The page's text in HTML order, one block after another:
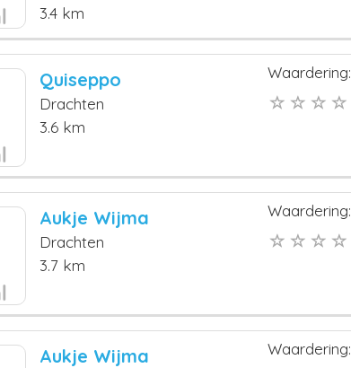
3.4 km
Quiseppo
Drachten
3.6 km
Waardering:
Aukje Wijma
Drachten
3.7 km
Waardering:
Aukje Wijma Waardering: